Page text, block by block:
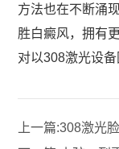
方法也在不断涌
胜白癜风，拥有
对以308激光设
上一篇:308激光